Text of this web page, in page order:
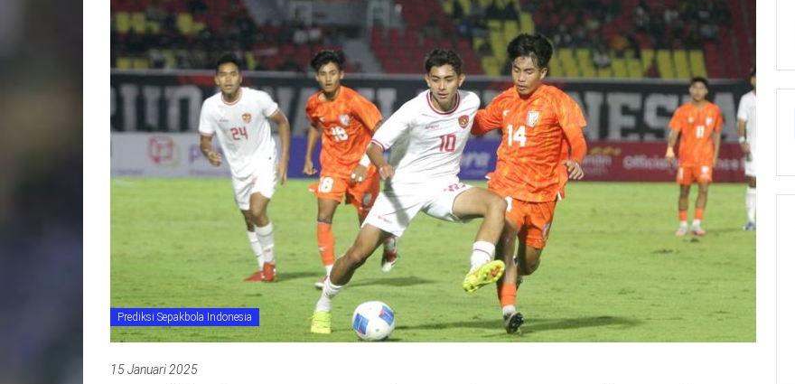
Prediksi Sepakbola Indonesia
15 Januari 2025